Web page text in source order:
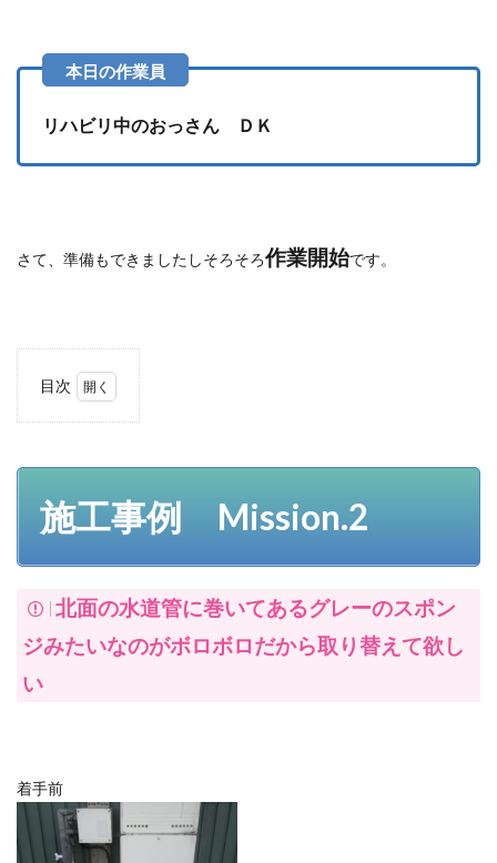
リハビリ中のおっさん ＤＫ
さて、準備もできましたしそろそろ作業開始です。
目次
1.既設
保温
1.2
器回
3.循環
系機械
回り配
施工事例 Mission.2
北面の水道管に巻いてあるグレーのスポン
ジみたいなのがボロボロだから取り替えて欲し
い
着手前